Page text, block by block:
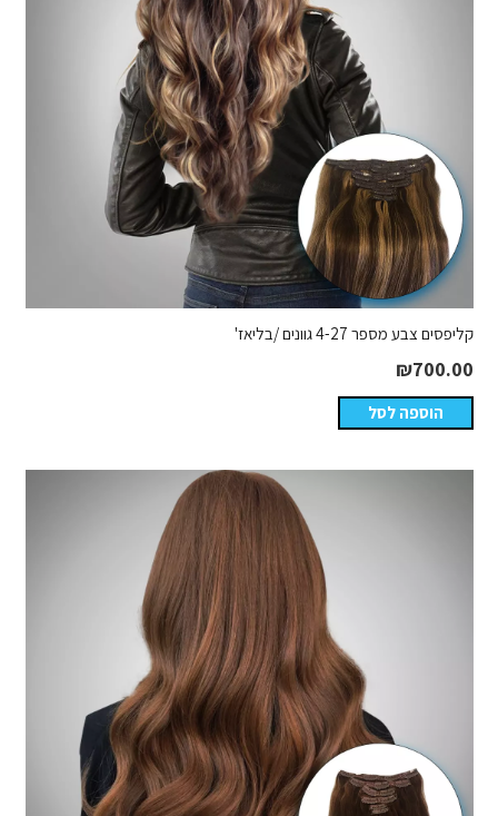
קליפסים צבע מספר 4-27 גוונים /בליאז'
₪700.00
הוספה לסל